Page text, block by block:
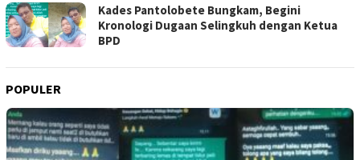
Kades Pantolobete Bungkam, Begini
Kronologi Dugaan Selingkuh dengan Ketua
BPD
POPULER